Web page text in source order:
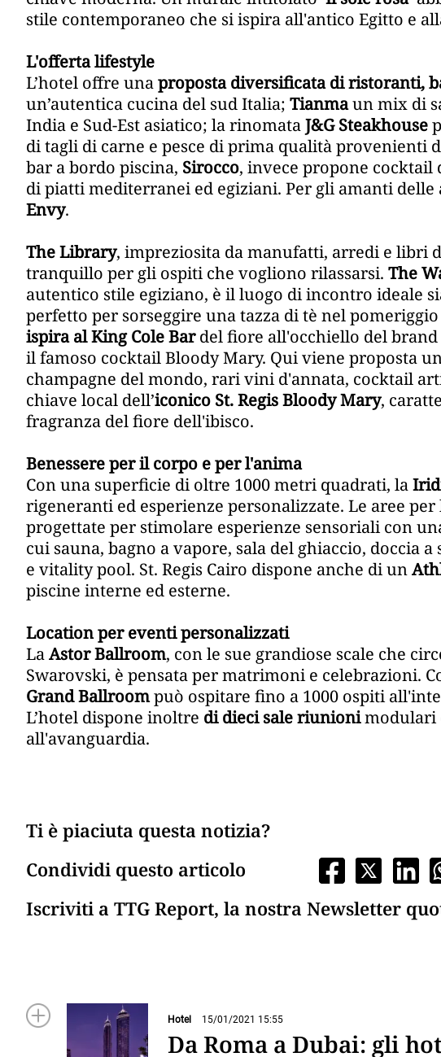
stile contemporaneo che si ispira all'antico Egitto e
L'offerta lifestyle
L’hotel offre unaproposta diversificata di ristoranti,
un’autentica cucina del sud Italia; Tianmaun mix di
India e Sud-Est asiatico; la rinomataJ&G Steakhouse
di tagli di carne e pesce di prima qualità provenienti
bar a bordo piscina, Sirocco, invece propone cocktail
di piatti mediterranei ed egiziani. Per gli amanti
Envy.
The Library, impreziosita da manufatti, arredi e libri
tranquillo per gli ospiti che vogliono rilassarsi. The
autentico stile egiziano, è il luogo di incontro ideale
perfetto per sorseggire una tazza di tè nel
ispira al King Cole Bardel fiore all'occhiello del brand
il famoso cocktail Bloody Mary. Qui viene proposta
champagne del mondo, rari vini d'annata, cocktail
chiave local dell’iconico St. Regis Bloody Mary,
fragranza del fiore dell'ibisco.
Benessere per il corpo e per l'anima
Con una superficie di oltre 1000 metri quadrati, la
rigeneranti ed esperienze personalizzate. Le aree
progettate per stimolare esperienze sensoriali con
cui sauna, bagno a vapore, sala del ghiaccio, doccia
e vitality pool. St. Regis Cairo dispone anche di un
piscine interne ed esterne.
Location per eventi personalizzati
LaAstor Ballroom, con le sue grandiose scale che
Swarovski, è pensata per matrimoni e celebrazioni.
Grand Ballroompuò ospitare fino a 1000 ospiti
L’hotel dispone inoltre di dieci sale riunionimodulari
all'avanguardia.
Ti è piaciuta questa notizia?
Condividi questo articolo
Iscriviti a TTG Report, la nostra Newsletter
Hotel 15/01/2021 15:55
Da Roma a Dubai: gli